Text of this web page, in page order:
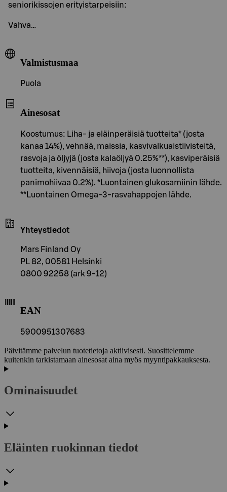
seniorikissojen erityistarpeisiin:
Vahva…
Valmistusmaa
Puola
Ainesosat
Koostumus: Liha- ja eläinperäisiä tuotteita* (josta
kanaa 14%), vehnää, maissia, kasvivalkuaistiivisteitä,
rasvoja ja öljyjä (josta kalaöljyä 0.25%**), kasviperäisiä
tuotteita, kivennäisiä, hiivoja (josta luonnollista
panimohiivaa 0.2%). *Luontainen glukosamiinin lähde.
**Luontainen Omega-3-rasvahappojen lähde.
Yhteystiedot
Mars Finland Oy
PL 82, 00581 Helsinki
0800 92258 (ark 9-12)
EAN
5900951307683
Päivitämme palvelun tuotetietoja aktiivisesti. Suosittelemme
kuitenkin tarkistamaan ainesosat aina myös myyntipakkauksesta.
Ominaisuudet
Eläinten ruokinnan tiedot